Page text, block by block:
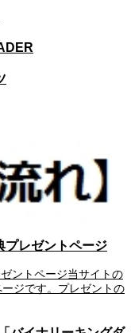
レゼントページ
ントページ当サイトの
ジです。プレゼントの